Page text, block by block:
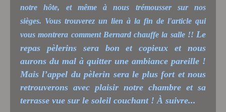
notre hôte, et même à nous trémousser sur nos
sièges. Vous trouverez un lien à la fin de l'article qui
vous montrera comment Bernard chauffe la salle !! Le
repas pèlerins sera bon et copieux et nous
aurons du mal à quitter une ambiance pareille !
Mais l’appel du pèlerin sera le plus fort et nous
retrouverons avec plaisir notre chambre et sa
terrasse vue sur le soleil couchant ! À suivre...